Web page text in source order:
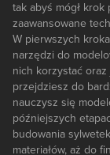
tak abyś mógł
zaawansowane
W pierwszych
narzędzi do
nich korzystać oraz
przejdziesz do
nauczysz się
późniejszych
budowania
materiałów, aż do